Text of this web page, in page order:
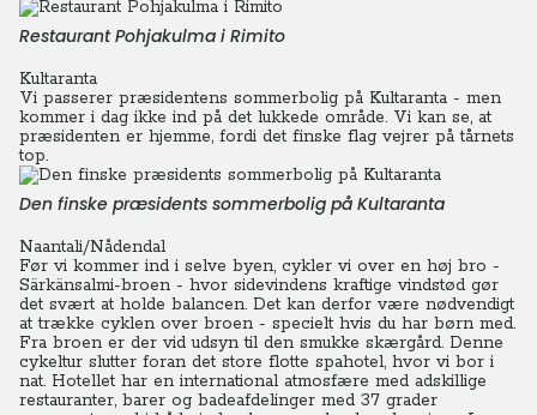
Restaurant Pohjakulma i Rimito
Kultaranta
Vi passerer præsidentens sommerbolig på Kultaranta - men
kommer i dag ikke ind på det lukkede område. Vi kan se, at
præsidenten er hjemme, fordi det finske flag vejrer på tårnets
top.
Den finske præsidents sommerbolig på Kultaranta
Naantali/Nådendal
Før vi kommer ind i selve byen, cykler vi over en høj bro -
Särkänsalmi-broen - hvor sidevindens kraftige vindstød gør
det svært at holde balancen. Det kan derfor være nødvendigt
at trække cyklen over broen - specielt hvis du har børn med.
Fra broen er der vid udsyn til den smukke skærgård. Denne
cykeltur slutter foran det store flotte spahotel, hvor vi bor i
nat. Hotellet har en international atmosfære med adskillige
restauranter, barer og badeafdelinger med 37 grader